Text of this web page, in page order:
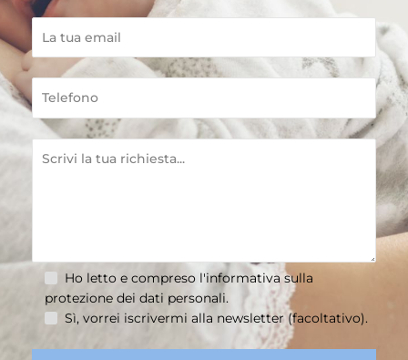
Ho letto e compreso l'informativa sulla
protezione dei dati personali.
Sì, vorrei iscrivermi alla newsletter (facoltativo).